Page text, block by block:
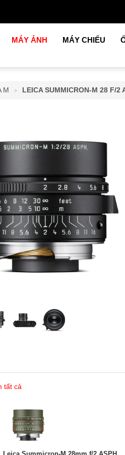
MÁY ẢNH MÁY CHIẾU
M > LEICA SUMMICRON-M 28 F/2
tất cả